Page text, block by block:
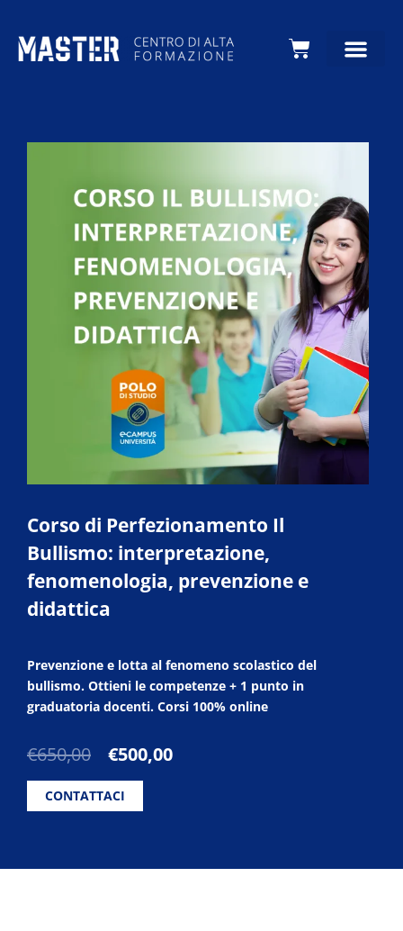
Carrello
Corso di Perfezionamento Il
Bullismo: interpretazione,
fenomenologia, prevenzione e
didattica
Prevenzione e lotta al fenomeno scolastico del
bullismo. Ottieni le competenze + 1 punto in
graduatoria docenti. Corsi 100% online
€650,00
Il
originale
era:
€500,00Il
CONTATTACI